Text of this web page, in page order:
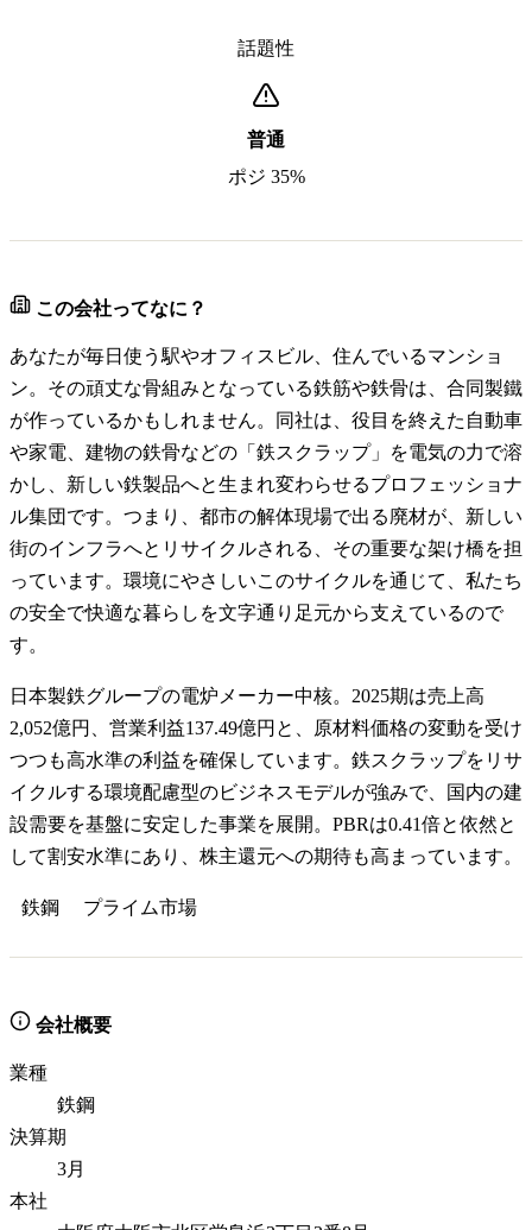
話題性
普通
ポジ 35%
この会社ってなに？
あなたが毎日使う駅やオフィスビル、住んでいるマンショ
ン。その頑丈な骨組みとなっている鉄筋や鉄骨は、合同製鐵
が作っているかもしれません。同社は、役目を終えた自動車
や家電、建物の鉄骨などの「鉄スクラップ」を電気の力で溶
かし、新しい鉄製品へと生まれ変わらせるプロフェッショナ
ル集団です。つまり、都市の解体現場で出る廃材が、新しい
街のインフラへとリサイクルされる、その重要な架け橋を担
っています。環境にやさしいこのサイクルを通じて、私たち
の安全で快適な暮らしを文字通り足元から支えているので
す。
日本製鉄グループの電炉メーカー中核。2025期は売上高
2,052億円、営業利益137.49億円と、原材料価格の変動を受け
つつも高水準の利益を確保しています。鉄スクラップをリサ
イクルする環境配慮型のビジネスモデルが強みで、国内の建
設需要を基盤に安定した事業を展開。PBRは0.41倍と依然と
して割安水準にあり、株主還元への期待も高まっています。
鉄鋼 プライム市場
会社概要
業種
鉄鋼
決算期
3月
本社